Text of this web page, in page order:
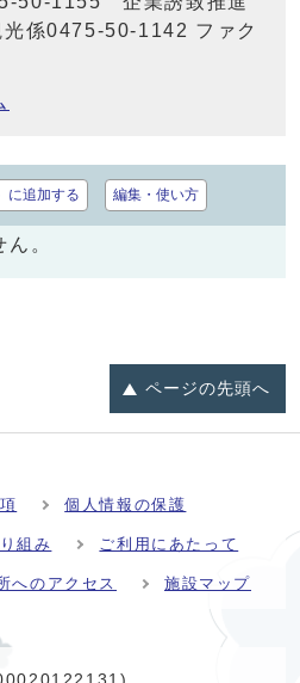
係0475-50-1142 ファク
に追加する 編集・使い方
。
ページの先頭へ
個人情報の保護
組み ご利用にあたって
へのアクセス 施設マップ